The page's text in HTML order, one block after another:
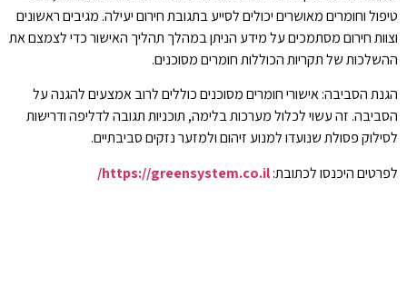
טיפול וחומרים מאושרים יכולים לסייע בתגובת חירום יעילה. מגיבים ראשונים
וצוות חירום מסתמכים על מידע הניתן במהלך תהליך האישור כדי לצמצם את
ההשלכות של תקריות הכוללות חומרים מסוכנים.
הגנת הסביבה: אישורי חומרים מסוכנים כוללים לרוב אמצעים להגנה על
הסביבה. זה עשוי לכלול מערכות בלימה, תוכניות תגובה לדליפה ודרישות
לסילוק פסולת שנועדו למנוע זיהום ולמזער נזקים סביבתיים.
לפרטים היכנסו לכתובת:https://greensystem.co.il/